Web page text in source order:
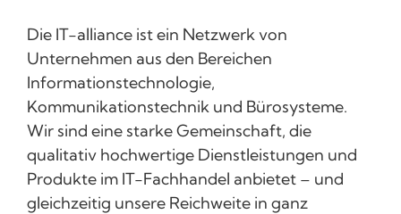
Die IT-alliance ist ein Netzwerk von
Unternehmen aus den Bereichen
Informationstechnologie,
Kommunikationstechnik und Bürosysteme.
Wir sind eine starke Gemeinschaft, die
qualitativ hochwertige Dienstleistungen und
Produkte im IT-Fachhandel anbietet – und
gleichzeitig unsere Reichweite in ganz